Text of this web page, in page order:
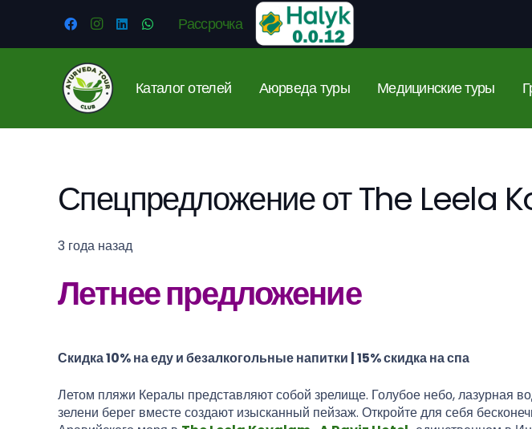
Рассрочка
Каталог отелей Аюрведа туры Медицинские туры
Спецпредложение от The Leela
3 года назад
Летнее предложение
Скидка 10% на еду и безалкогольные напитки | 15% скидка на спа
Летом пляжи Кералы представляют собой зрелище. Голубое небо, лазурная
зелени берег вместе создают изысканный пейзаж. Откройте для себя